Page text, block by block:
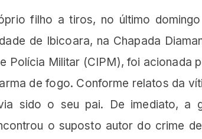
filho a tiros, no último
de Ibicoara, na Chapada
Polícia Militar (CIPM), foi acionada
de fogo. Conforme relatos da
sido o seu pai. De imediato, a
o suposto autor do crime